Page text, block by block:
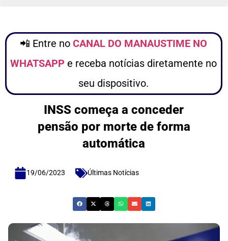
📲 Entre no CANAL DO MANAUSTIME NO
WHATSAPP e receba notícias diretamente no
seu dispositivo.
INSS começa a conceder
pensão por morte de forma
automática
19/06/2023 Últimas Notícias